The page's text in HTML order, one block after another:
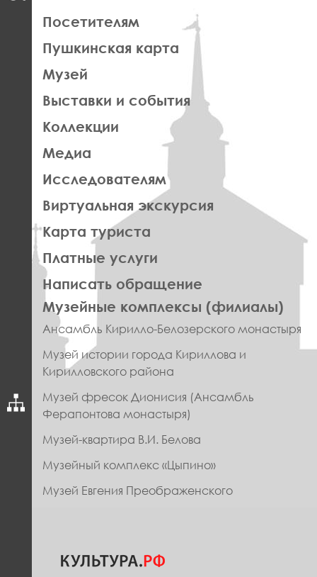
ЛЕВАЯ
ФУТЕР
Посетителям
Пушкинская карта
Музей
Выставки и события
Коллекции
Медиа
Исследователям
Виртуальная экскурсия
Карта туриста
Платные услуги
Написать обращение
ПРАВОЕ
МЕНЮ
ФУТЕР
Музейные комплексы (филиалы)
Ансамбль Кирилло-Белозерского монастыря
Музей истории города Кириллова и
Кирилловского района
Музей фресок Дионисия (Ансамбль
Ферапонтова монастыря)
Музей-квартира В.И. Белова
Музейный комплекс «Цыпино»
Музей Евгения Преображенского